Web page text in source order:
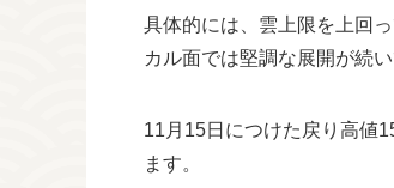
具体的には、雲上限を上回
カル面では堅調な展開が続い
11月15日につけた戻り高値
ます。